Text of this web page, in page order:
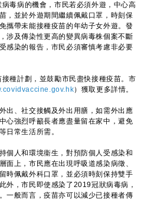
毒病的機會，市民若必須外遊，中心高
，並於外遊期間繼續佩戴口罩，時刻保
攜帶未能接種疫苗的年幼子女外遊。發
涉及傳染性更高的變異病毒株個案不斷
感染的報告，市民必須審慎考慮非必要
計劃，並鼓勵市民盡快接種疫苗。市
）獲取更多詳情。
、社交接觸及外出用膳，如需外出應
心強烈呼籲長者應盡量留在家中，避免
日常生活所需。
人和環境衞生，對預防個人受感染和
面上，市民應在出現呼吸道感染病徵、
時佩戴外科口罩，並必須時刻保持雙手
外，市民即使感染了2019冠狀病毒病，
一般而言，疫苗亦可以減少已接種者傳